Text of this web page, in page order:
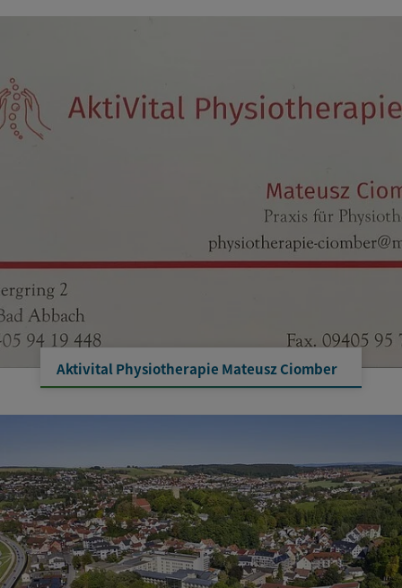
Aktivital Physiotherapie Mateusz Ciomber